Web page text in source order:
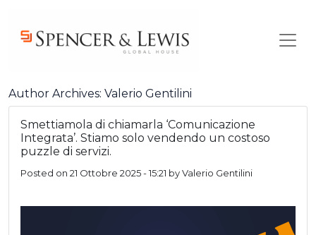
Author Archives: Valerio Gentilini
Smettiamola di chiamarla ‘Comunicazione
Integrata’. Stiamo solo vendendo un costoso
puzzle di servizi.
Posted on 21 Ottobre 2025 - 15:21 byValerio Gentilini